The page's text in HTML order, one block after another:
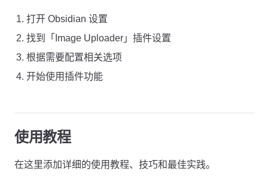
打开 Obsidian 设置
找到「Image Uploader」插件设置
根据需要配置相关选项
开始使用插件功能
使用教程
在这里添加详细的使用教程、技巧和最佳实践。